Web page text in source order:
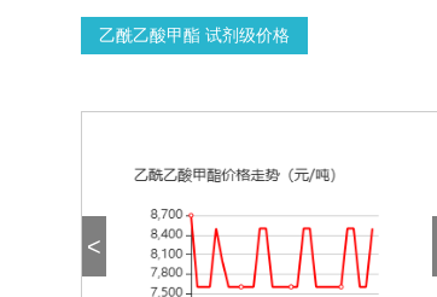
乙酰乙酸甲酯 试剂级价格
<